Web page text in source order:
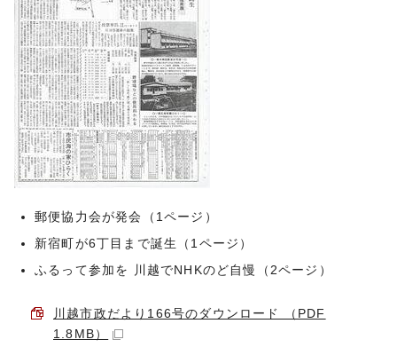
郵便協力会が発会（1ページ）
新宿町が6丁目まで誕生（1ページ）
ふるって参加を 川越でNHKのど自慢（2ページ）
川越市政だより166号のダウンロード （PDF
1.8MB）